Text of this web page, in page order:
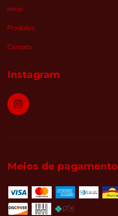
Início
Produtos
Contato
Instagram
Meios de pagamento